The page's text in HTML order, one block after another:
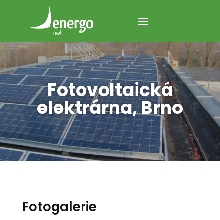
Fotovoltaická
elektrárna, Brno
Fotogalerie